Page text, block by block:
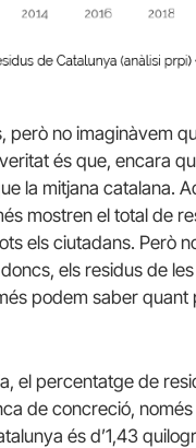
però no imaginàvem
és que, encara
la mitjana catalana.
mostren el total de
els ciutadans. Però
els residus de
podem saber quant
el percentatge de
de concreció,
és d’1,43